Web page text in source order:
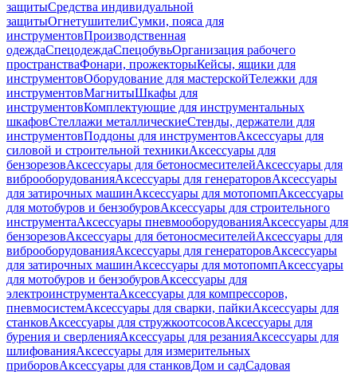
защитыСредства индивидуальной
защитыОгнетушителиСумки, пояса для
инструментовПроизводственная
одеждаСпецодеждаСпецобувьОрганизация рабочего
пространстваФонари, прожекторыКейсы, ящики для
инструментовОборудование для мастерскойТележки для
инструментовМагнитыШкафы для
инструментовКомплектующие для инструментальных
шкафовСтеллажи металлическиеСтенды, держатели для
инструментовПоддоны для инструментовАксессуары для
силовой и строительной техникиАксессуары для
бензорезовАксессуары для бетоносмесителейАксессуары для
виброоборудованияАксессуары для генераторовАксессуары
для затирочных машинАксессуары для мотопомпАксессуары
для мотобуров и бензобуровАксессуары для строительного
инструментаАксессуары пневмооборудованияАксессуары для
бензорезовАксессуары для бетоносмесителейАксессуары для
виброоборудованияАксессуары для генераторовАксессуары
для затирочных машинАксессуары для мотопомпАксессуары
для мотобуров и бензобуровАксессуары для
электроинструментаАксессуары для компрессоров,
пневмосистемАксессуары для сварки, пайкиАксессуары для
станковАксессуары для стружкоотсосовАксессуары для
бурения и сверленияАксессуары для резанияАксессуары для
шлифованияАксессуары для измерительных
приборовАксессуары для станковДом и садСадовая